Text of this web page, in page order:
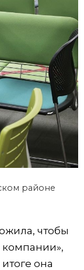
районе
чтобы
компании»,
она